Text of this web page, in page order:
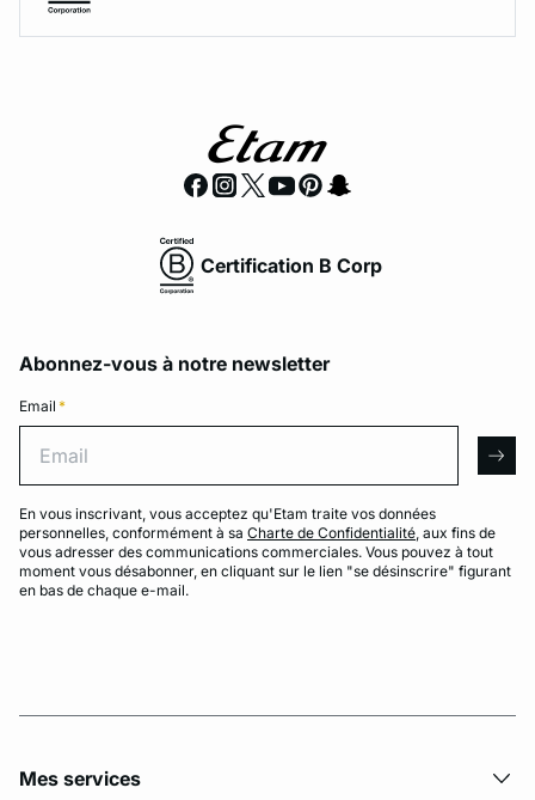
Certification B Corp
Abonnez-vous à notre newsletter
Email *
En vous inscrivant, vous acceptez qu'Etam traite vos données
personnelles, conformément à sa Charte de Confidentialité, aux fins de
vous adresser des communications commerciales. Vous pouvez à tout
moment vous désabonner, en cliquant sur le lien "se désinscrire" figurant
en bas de chaque e-mail.
Mes services